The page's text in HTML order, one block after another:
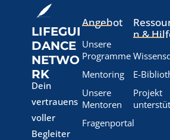
LIFEGUI
DANCE
NETWO
RK
Dein
vertrauens
voller
Begleiter
Angebot
Unsere
Programme
Mentoring
Unsere
Mentoren
Fragenportal
n &
E-
Projekt